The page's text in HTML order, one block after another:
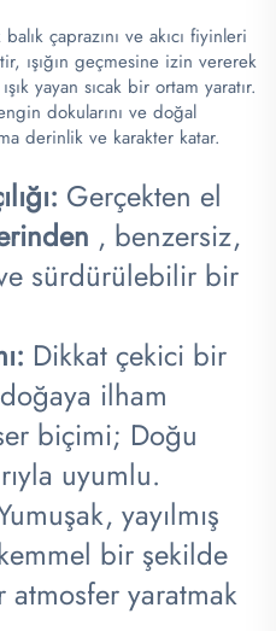
çaprazını ve akıcı fiyinleri
ışığın geçmesine izin vererek
yayan sıcak bir ortam yaratır.
dokularını ve doğal
derinlik ve karakter katar.
Gerçekten el
, benzersiz,
sürdürülebilir bir
Dikkat çekici bir
ilham
biçimi; Doğu
uyumlu.
yayılmış
bir şekilde
yaratmak